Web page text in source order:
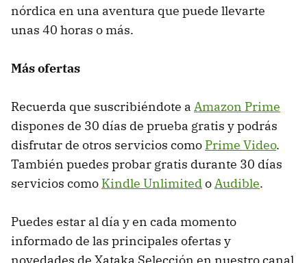
nórdica en una aventura que puede llevarte
unas 40 horas o más.
Más ofertas
Recuerda que suscribiéndote a Amazon Prime
dispones de 30 días de prueba gratis y podrás
disfrutar de otros servicios como Prime Video.
También puedes probar gratis durante 30 días
servicios como Kindle UnlimitedoAudible.
Puedes estar al día y en cada momento
informado de las principales ofertas y
novedades de Xataka Selección en nuestro canal